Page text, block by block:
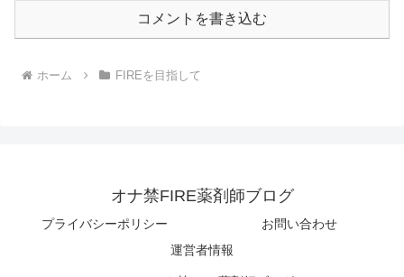
コメントを書き込む
ホーム FIREを目指して
オナ禁FIRE薬剤師ブログ
プライバシーポリシー
お問い合わせ
運営者情報